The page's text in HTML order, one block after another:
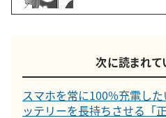
次に読まれて
スマホを常に100%充電し
ッテリーを長持ちさせる「